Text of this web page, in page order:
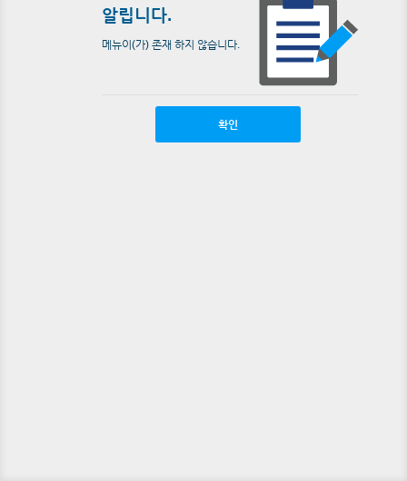
알립니다.
메뉴이(가) 존재 하지 않습니다.